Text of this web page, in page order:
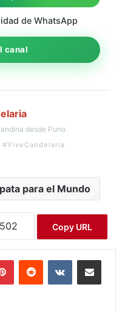
de WhatsApp
canal
desde Puno
para el Mundo
Copy URL